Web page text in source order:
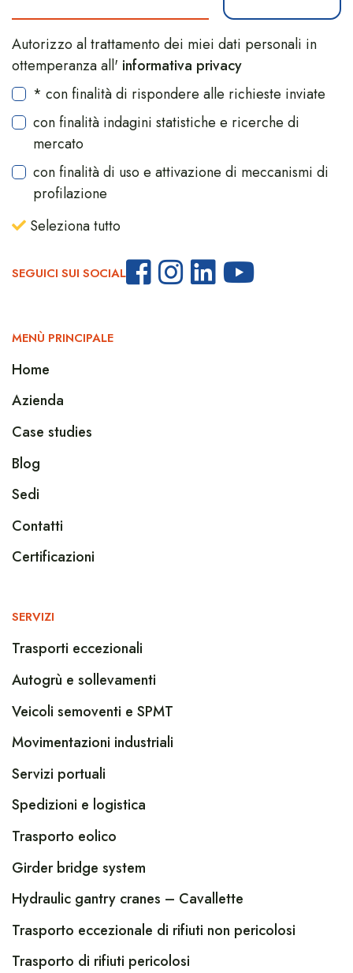
Autorizzo al trattamento dei miei dati personali in
ottemperanza all' informativa privacy
* con finalità di rispondere alle richieste inviate
con finalità indagini statistiche e ricerche di
mercato
con finalità di uso e attivazione di meccanismi di
profilazione
Seleziona tutto
SEGUICI SUI SOCIAL
MENÙ PRINCIPALE
Home
Azienda
Case studies
Blog
Sedi
Contatti
Certificazioni
SERVIZI
Trasporti eccezionali
Autogrù e sollevamenti
Veicoli semoventi e SPMT
Movimentazioni industriali
Servizi portuali
Spedizioni e logistica
Trasporto eolico
Girder bridge system
Hydraulic gantry cranes – Cavallette
Trasporto eccezionale di rifiuti non pericolosi
Trasporto di rifiuti pericolosi